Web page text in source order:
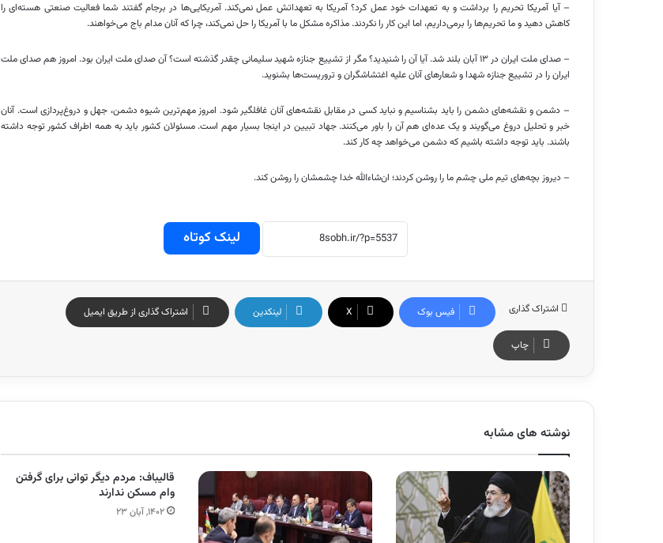
– آیا آمریکا تحریم را برداشت و به تعهدات خود عمل کرد؟ آمریکا به تعهداتش عمل نمی‌کند. آمریکایی‌ها در برجام گفتند شما فعالیت صنعتی هسته‌ای را
کاهش دهید و ما تحریم‌ها را برمی‌داریم، اما این کار را نکردند. مذاکره مشکل ما با آمریکا را حل نمی‌کند، چرا که آنان مدام باج می‌خواهند.
– صدای ملت ایران در ۱۳ آبان بلند شد. آیا آن را شنیدید؟ مگر از تشییع جنازه شهید سلیمانی چقدر گذشته است؟ آن صدای ملت ایران بود. امروز هم صدای ملت
ایران را در تشییع جنازه شهدا و شعارهای آنان علیه اغتشاشگران و تروریست‌ها بشنوید.
– دشمن و نقشه‌های دشمن را باید بشناسیم و نباید کسی در مقابل نقشه‌های آنان غافلگیر شود. امروز مهم‌ترین شیوه دشمن، جهل و دروغ‌پردازی است. آنان
خبر و تحلیل دروغ می‌گویند و یک عده‌ای هم آن را باور می‌کنند. جهاد تبیین در اینجا بسیار مهم است. مسئولان کشور باید به همه اطراف کشور توجه داشته
باشند. باید توجه داشته باشیم که دشمن می‌خواهد چه کار کند.
– دیروز بچه‌های تیم ملی چشم ما را روشن کردند؛ ان‌شاءالله خدا چشمشان را روشن کند.
لینک کوتاه
اشتراک گذاری فیس بوک X لینکدین اشتراک گذاری از طریق ایمیل
چاپ
نوشته های مشابه
قالیباف: مردم دیگر توانی برای گرفتن
وام مسکن ندارند
۱۴۰۲, آبان ۲۳